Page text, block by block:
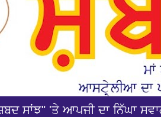
ਸਾਂਝ" 'ਤੇ ਆਪਜੀ ਦਾ ਨਿੱਘਾ